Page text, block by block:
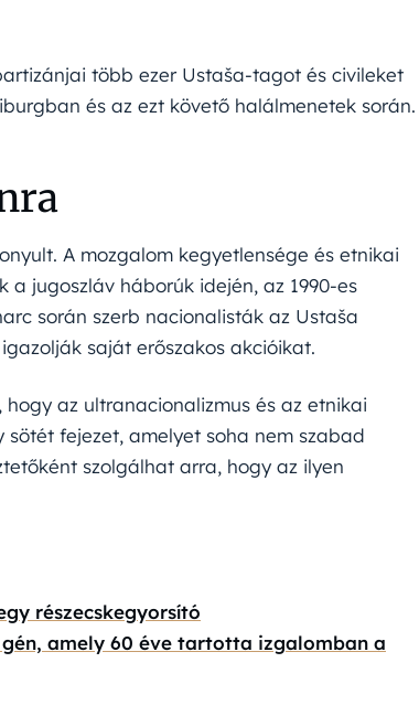
több ezer Ustaša-tagot és civileket
és az ezt követő halálmenetek során.
A mozgalom kegyetlensége és etnikai
jugoszláv háborúk idején, az 1990-es
során szerb nacionalisták az Ustaša
saját erőszakos akcióikat.
az ultranacionalizmus és az etnikai
fejezet, amelyet soha nem szabad
szolgálhat arra, hogy az ilyen
részecskegyorsító
amely 60 éve tartotta izgalomban a